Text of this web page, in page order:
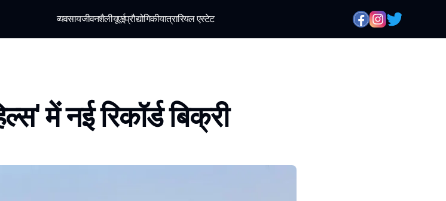
व्यवसायजीवनशैलीयूएईप्रौद्योगिकीयात्रारियल एस्टेट
में नई रिकॉर्ड बिक्री